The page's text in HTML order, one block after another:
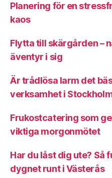
Planering för en
kaos
Flytta till skärgården –
äventyr i sig
Är trådlösa larm det
verksamhet i
Frukostcatering som
viktiga morgonmötet
Har du låst dig ute? Så
dygnet runt i Västerås